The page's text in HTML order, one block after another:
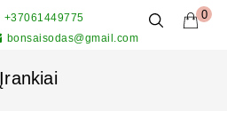
0
+37061449775
bonsaisodas@gmail.com
Įrankiai